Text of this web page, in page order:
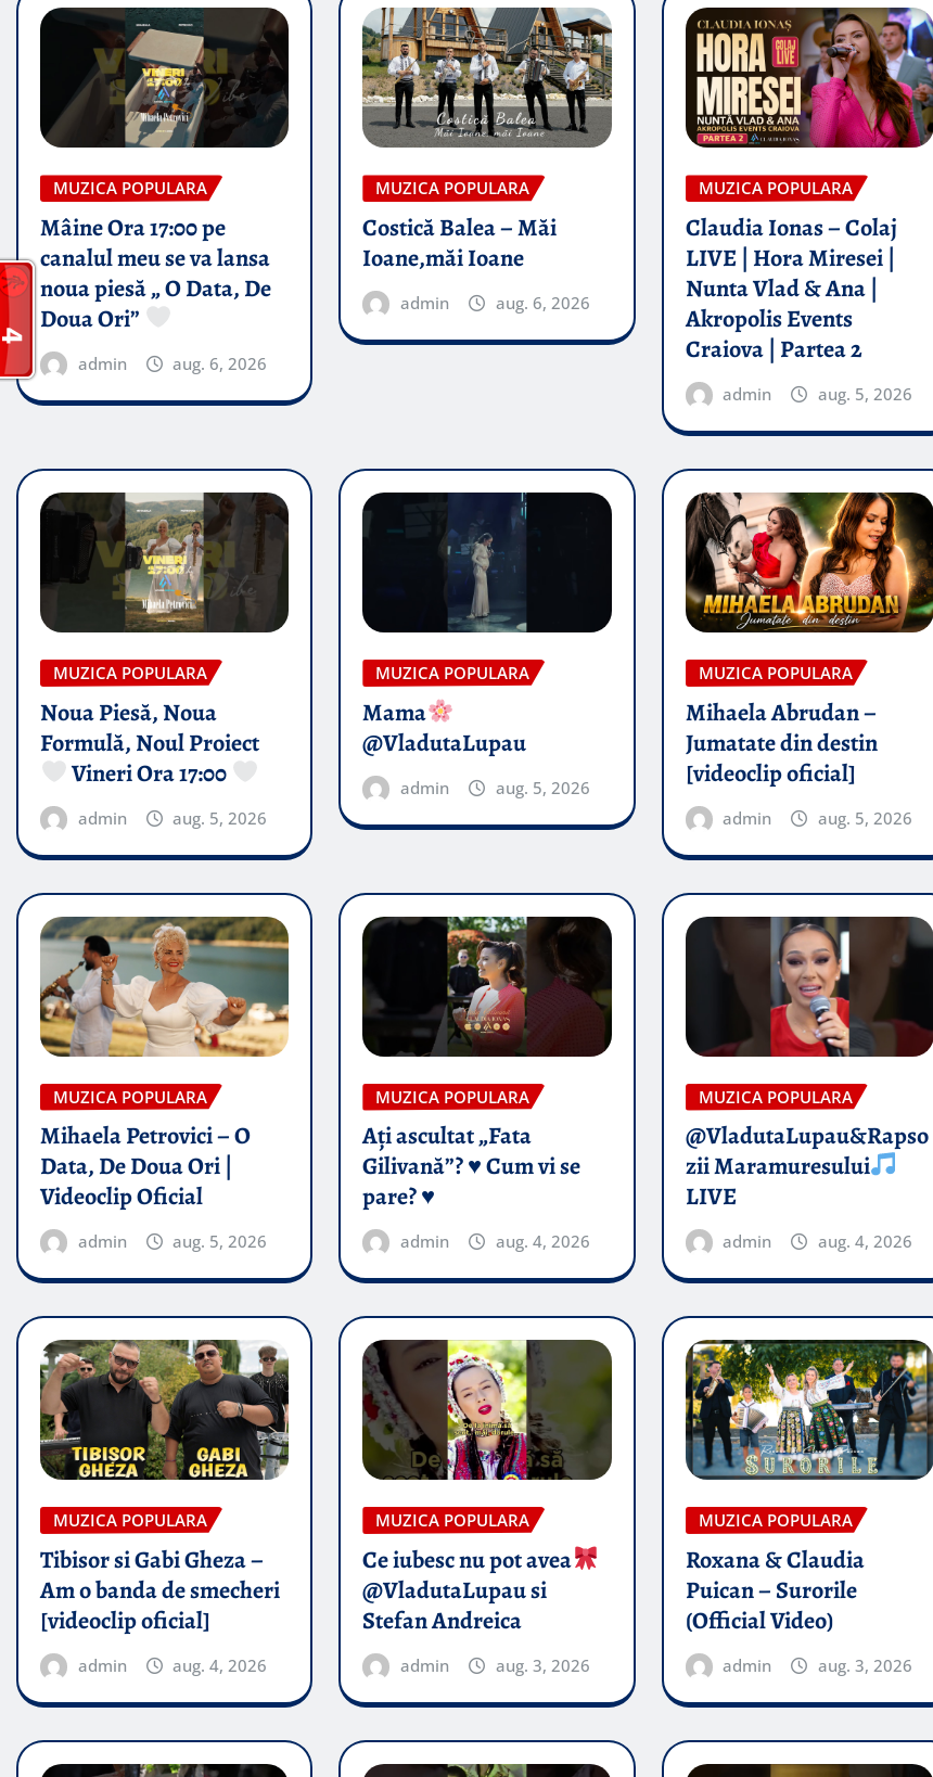
MUZICA POPULARA
Mâine Ora 17:00 pe
canalul meu se va lansa
noua piesă „ O Data, De
Doua Ori”
admin aug. 6, 2026
MUZICA POPULARA
Costică Balea – Măi
Ioane,măi Ioane
admin aug. 6, 2026
MUZICA POPULARA
Claudia Ionas – Colaj
LIVE | Hora Miresei |
Nunta Vlad & Ana |
Akropolis Events
Craiova | Partea 2
admin aug. 5, 2026
MUZICA POPULARA
Noua Piesă, Noua
Formulă, Noul Proiect
Vineri Ora 17:00
admin aug. 5, 2026
MUZICA POPULARA
Mama
@VladutaLupau
admin aug. 5, 2026
MUZICA POPULARA
Mihaela Abrudan –
Jumatate din destin
[videoclip oficial]
admin aug. 5, 2026
MUZICA POPULARA
Mihaela Petrovici – O
Data, De Doua Ori |
Videoclip Oficial
admin aug. 5, 2026
MUZICA POPULARA
Ați ascultat „Fata
Gilivană”? ♥️ Cum vi se
pare? ♥️
admin aug. 4, 2026
MUZICA POPULARA
@VladutaLupau&Rapso
zii Maramuresului
LIVE
admin aug. 4, 2026
MUZICA POPULARA
Tibisor si Gabi Gheza –
Am o banda de smecheri
[videoclip oficial]
admin aug. 4, 2026
MUZICA POPULARA
Ce iubesc nu pot avea
@VladutaLupau si
Stefan Andreica
admin aug. 3, 2026
MUZICA POPULARA
Roxana & Claudia
Puican – Surorile
(Official Video)
admin aug. 3, 2026